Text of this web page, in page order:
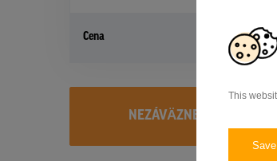
This
Save
Cena
NEZÁVÄZNE PREVERIŤ